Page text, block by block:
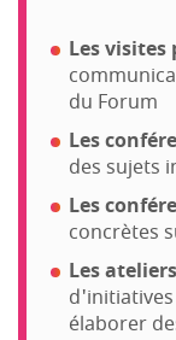
Les visites
du Forum
Les
des sujets
Les
concrètes
Les
élaborer